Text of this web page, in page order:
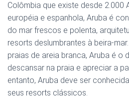
Colômbia que existe desde 2.000
européia e espanhola, Aruba é
do mar frescos e polenta,
resorts deslumbrantes à beira-
praias de areia branca, Aruba é o
descansar na praia e apreciar a
entanto, Aruba deve ser
seus resorts clássicos.